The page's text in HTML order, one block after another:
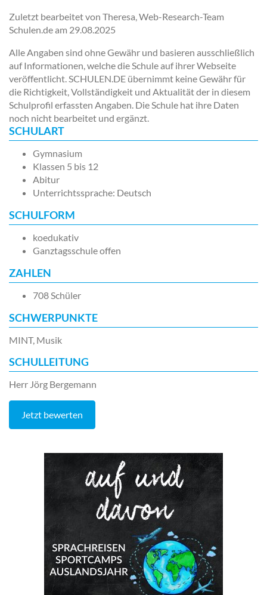
Zuletzt bearbeitet von Theresa, Web-Research-Team
Schulen.de am 29.08.2025
Alle Angaben sind ohne Gewähr und basieren ausschließlich
auf Informationen, welche die Schule auf ihrer Webseite
veröffentlicht. SCHULEN.DE übernimmt keine Gewähr für
die Richtigkeit, Vollständigkeit und Aktualität der in diesem
Schulprofil erfassten Angaben. Die Schule hat ihre Daten
noch nicht bearbeitet und ergänzt.
SCHULART
Gymnasium
Klassen 5 bis 12
Abitur
Unterrichtssprache: Deutsch
SCHULFORM
koedukativ
Ganztagsschule offen
ZAHLEN
708 Schüler
SCHWERPUNKTE
MINT, Musik
SCHULLEITUNG
Herr Jörg Bergemann
Jetzt bewerten